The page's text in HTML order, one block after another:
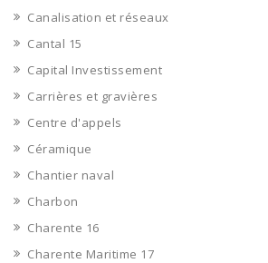
Canalisation et réseaux
Cantal 15
Capital Investissement
Carrières et gravières
Centre d'appels
Céramique
Chantier naval
Charbon
Charente 16
Charente Maritime 17